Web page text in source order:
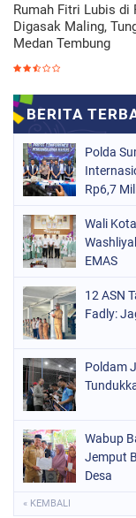
Rumah Fitri Lubis di
Digasak Maling,
Medan Tembung
Polda
Rp6,7
Wali
EMAS
12 ASN
Fadly:
Poldam
Wabup
Jemput
Desa
« KEMBALI